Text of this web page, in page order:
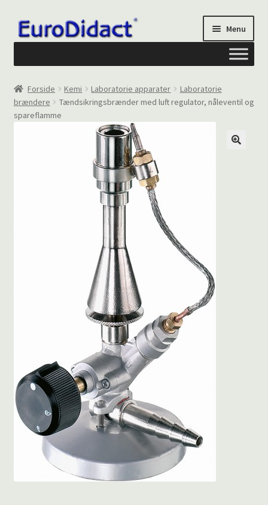
Spring
til
Spring
til
Menu
Om os
Privatliv og cookies
Forside Kemi Laboratorie apparater
Laboratorie
brændere
Tændsikringsbrænder med luft regulator, nåleventil og
spareflamme